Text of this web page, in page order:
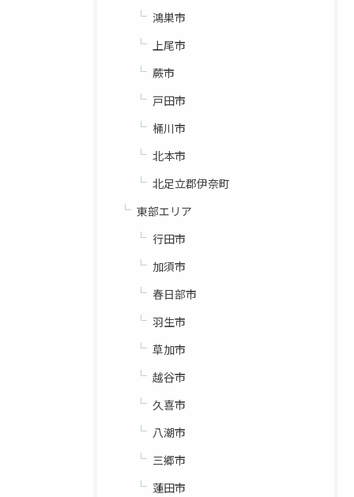
鴻巣市
上尾市
蕨市
戸田市
桶川市
北本市
北足立郡伊奈町
東部エリア
行田市
加須市
春日部市
羽生市
草加市
越谷市
久喜市
八潮市
三郷市
蓮田市